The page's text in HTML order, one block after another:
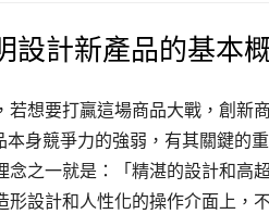
設計新產品的基本
想要打贏這場商品大戰，創新
身競爭力的強弱，有其關鍵的
念之一就是：「精湛的設計和高
設計和人性化的操作介面上，